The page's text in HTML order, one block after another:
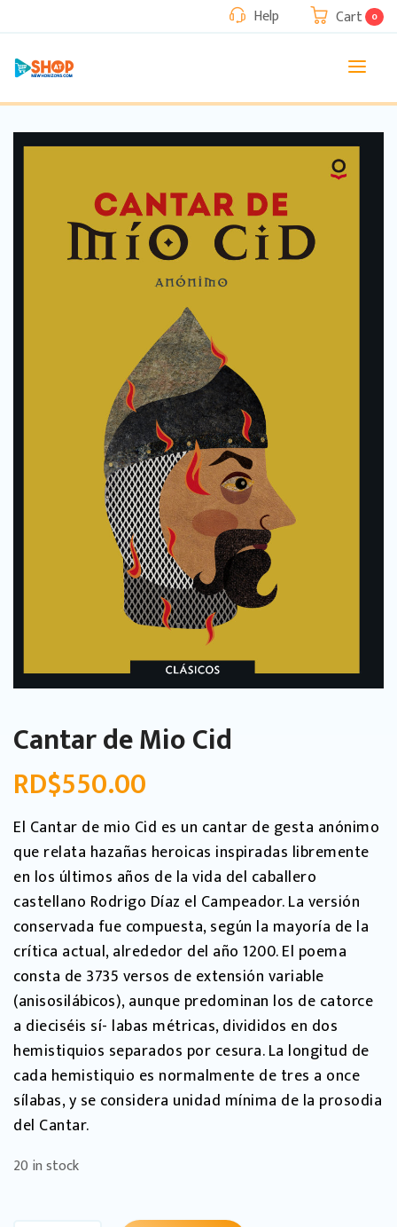
Help Cart 0
Cantar de Mio Cid
RD$550.00
El Cantar de mio Cid es un cantar de gesta anónimo
que relata hazañas heroicas inspiradas libremente
en los últimos años de la vida del caballero
castellano Rodrigo Díaz el Campeador. La versión
conservada fue compuesta, según la mayoría de la
crítica actual, alrededor del año 1200. El poema
consta de 3735 versos de extensión variable
(anisosilábicos), aunque predominan los de catorce
a dieciséis sí- labas métricas, divididos en dos
hemistiquios separados por cesura. La longitud de
cada hemistiquio es normalmente de tres a once
sílabas, y se considera unidad mínima de la prosodia
del Cantar.
20 in stock